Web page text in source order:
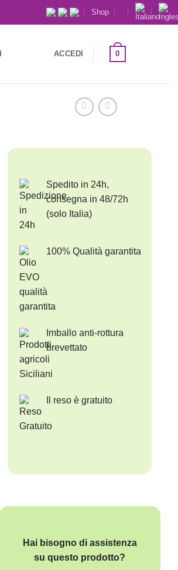
Shop
ACCEDI 0
Spedito in 24h,
consegna in 48/72h
(solo Italia)
100% Qualità garantita
Imballo anti-rottura
brevettato
Il reso è gratuito
Hai bisogno di assistenza
su questo prodotto?